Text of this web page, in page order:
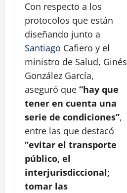
Con respecto a los
protocolos que están
diseñando junto a
Santiago Cafiero y el
ministro de Salud, Ginés
González García,
aseguró que “hay que
tener en cuenta una
serie de condiciones”,
entre las que destacó
“evitar el transporte
público, el
interjurisdiccional;
tomar las